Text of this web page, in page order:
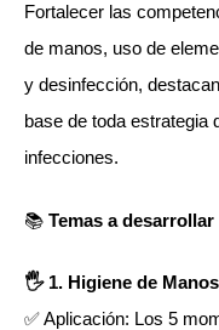
Fortalecer las
de manos, uso de
y desinfección,
base de toda estrategia
infecciones.
📚 Temas a desarrollar
🖐️ 1. Higiene de
✅ Aplicación: Los 5